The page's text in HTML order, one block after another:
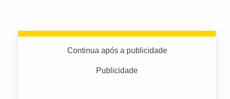
Continua após a publicidade
Publicidade